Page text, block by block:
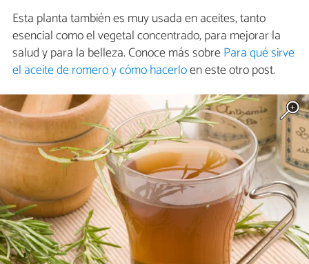
Esta planta también es muy usada en aceites, tanto
esencial como el vegetal concentrado, para mejorar la
salud y para la belleza. Conoce más sobrePara qué sirve
el aceite de romero y cómo hacerloen este otro post.